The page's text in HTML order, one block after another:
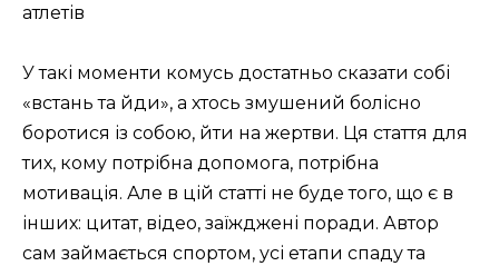
атлетів
У такі моменти комусь достатньо сказати собі
«встань та йди», а хтось змушений болісно
боротися із собою, йти на жертви. Ця стаття для
тих, кому потрібна допомога, потрібна
мотивація. Але в цій статті не буде того, що є в
інших: цитат, відео, заїжджені поради. Автор
сам займається спортом, усі етапи спаду та